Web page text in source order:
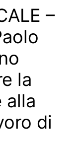
–
la
alla
di